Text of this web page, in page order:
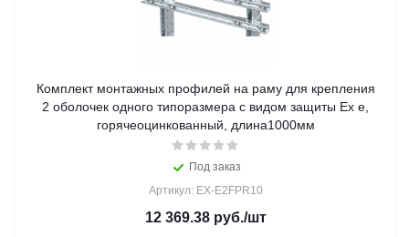
Комплект монтажных профилей на раму для крепления
2 оболочек одного типоразмера с видом защиты Ex e,
горячеоцинкованный, длина1000мм
Под заказ
Артикул: EX-E2FPR10
12 369.38руб./шт